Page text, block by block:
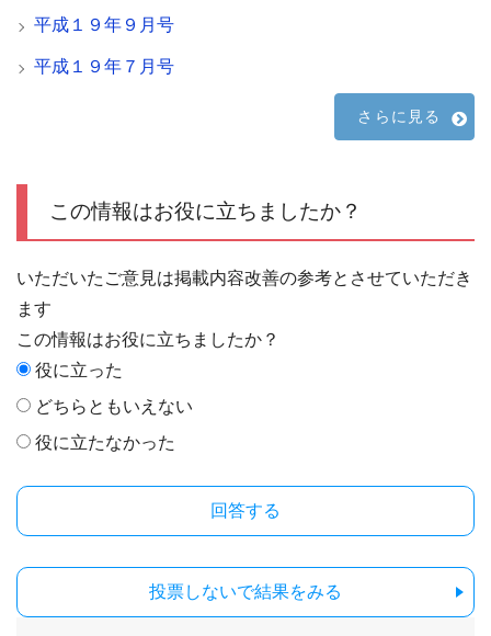
平成１９年９月号
平成１９年７月号
さらに見る
この情報はお役に立ちましたか？
いただいたご意見は掲載内容改善の参考とさせていただき
ます
この情報はお役に立ちましたか？
役に立った
どちらともいえない
役に立たなかった
投票しないで結果をみる